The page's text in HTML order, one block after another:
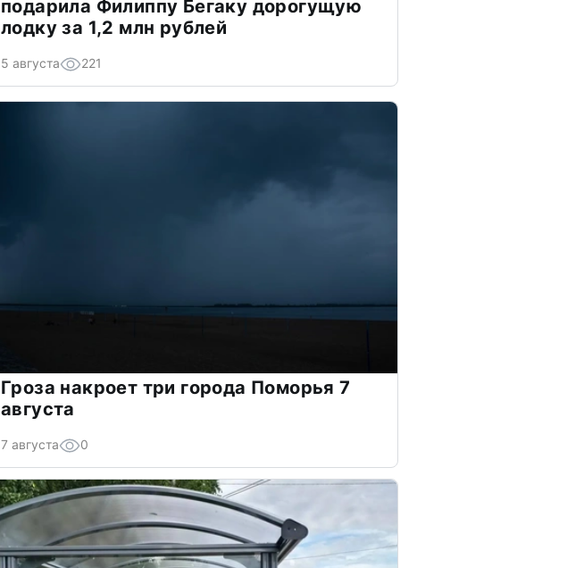
подарила Филиппу Бегаку дорогущую
лодку за 1,2 млн рублей
5 августа 221
Гроза накроет три города Поморья 7
августа
7 августа 0